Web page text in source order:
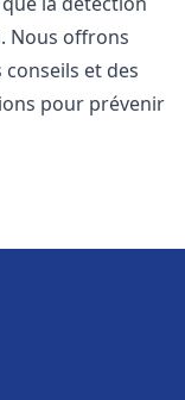
Nous offrons
et des
pour prévenir